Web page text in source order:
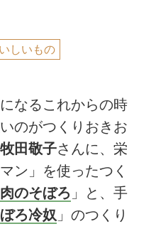
しいもの
なるこれからの時
のがつくりおきお
牧田敬子さんに、栄
ン」を使ったつく
のそぼろ 」と、手
ろ冷奴 」のつくり